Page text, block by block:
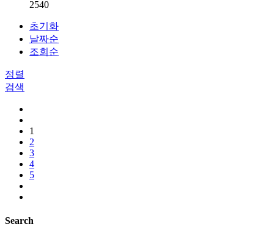
2540
초기화
날짜순
조회순
정렬
검색
1
2
3
4
5
Search